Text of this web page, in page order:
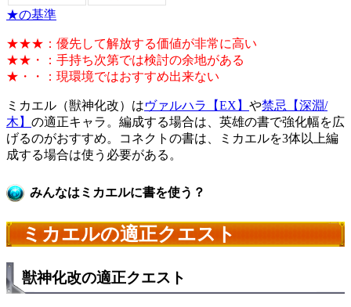
★の基準
★★★：優先して解放する価値が非常に高い
★★・：手持ち次第では検討の余地がある
★・・：現環境ではおすすめ出来ない
ミカエル（獣神化改）はヴァルハラ【EX】 や禁忌【深淵/
木】 の適正キャラ。編成する場合は、英雄の書で強化幅を広
げるのがおすすめ。コネクトの書は、ミカエルを3体以上編
成する場合は使う必要がある。
みんなはミカエルに書を使う？
ミカエルの適正クエスト
獣神化改の適正クエスト